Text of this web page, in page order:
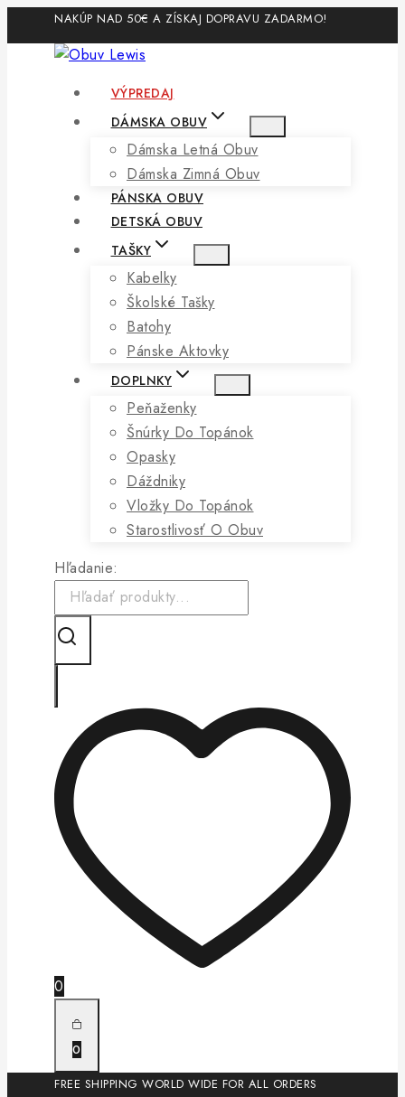
to
content
NAKÚP NAD 50€ A ZÍSKAJ DOPRAVU ZADARMO!
VÝPREDAJ
DÁMSKA OBUV
Dámska Letná Obuv
Dámska Zimná Obuv
PÁNSKA OBUV
DETSKÁ OBUV
TAŠKY
Kabelky
Školské Tašky
Batohy
Pánske Aktovky
DOPLNKY
Peňaženky
Šnúrky Do Topánok
Opasky
Dáždniky
Vložky Do Topánok
Starostlivosť O Obuv
Hľadanie:
0
0
FREE SHIPPING WORLD WIDE FOR ALL ORDERS